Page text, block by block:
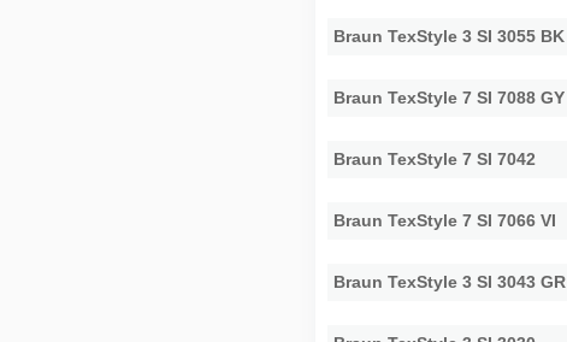
Braun TexStyle 3 SI 3055 BK
Braun TexStyle 7 SI 7088 GY
Braun TexStyle 7 SI 7042
Braun TexStyle 7 SI 7066 VI
Braun TexStyle 3 SI 3043 GR